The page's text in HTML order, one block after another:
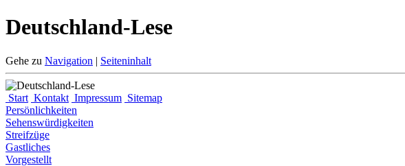
Deutschland-Lese
Gehe zu Navigation | Seiteninhalt
Start Kontakt Impressum Sitemap
Persönlichkeiten
Sehenswürdigkeiten
Streifzüge
Gastliches
Vorgestellt